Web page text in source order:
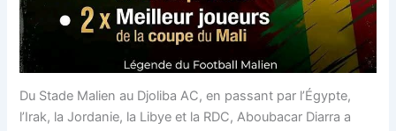
Du Stade Malien au Djoliba AC, en passant par l’Égypte,
l’Irak, la Jordanie, la Libye et la RDC, Aboubacar Diarra a